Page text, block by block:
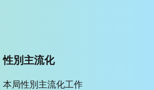
性別主流化
本局性別主流化工作